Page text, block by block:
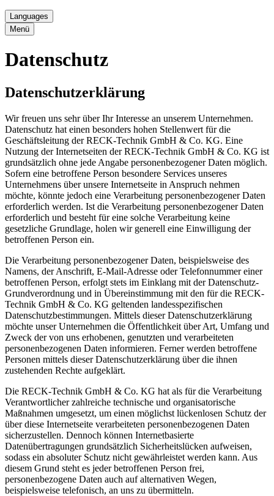
Languages
Menü
Datenschutz
Datenschutzerklärung
Wir freuen uns sehr über Ihr Interesse an unserem Unternehmen.
Datenschutz hat einen besonders hohen Stellenwert für die
Geschäftsleitung der RECK-Technik GmbH & Co. KG. Eine
Nutzung der Internetseiten der RECK-Technik GmbH & Co. KG ist
grundsätzlich ohne jede Angabe personenbezogener Daten möglich.
Sofern eine betroffene Person besondere Services unseres
Unternehmens über unsere Internetseite in Anspruch nehmen
möchte, könnte jedoch eine Verarbeitung personenbezogener Daten
erforderlich werden. Ist die Verarbeitung personenbezogener Daten
erforderlich und besteht für eine solche Verarbeitung keine
gesetzliche Grundlage, holen wir generell eine Einwilligung der
betroffenen Person ein.
Die Verarbeitung personenbezogener Daten, beispielsweise des
Namens, der Anschrift, E-Mail-Adresse oder Telefonnummer einer
betroffenen Person, erfolgt stets im Einklang mit der Datenschutz-
Grundverordnung und in Übereinstimmung mit den für die RECK-
Technik GmbH & Co. KG geltenden landesspezifischen
Datenschutzbestimmungen. Mittels dieser Datenschutzerklärung
möchte unser Unternehmen die Öffentlichkeit über Art, Umfang und
Zweck der von uns erhobenen, genutzten und verarbeiteten
personenbezogenen Daten informieren. Ferner werden betroffene
Personen mittels dieser Datenschutzerklärung über die ihnen
zustehenden Rechte aufgeklärt.
Die RECK-Technik GmbH & Co. KG hat als für die Verarbeitung
Verantwortlicher zahlreiche technische und organisatorische
Maßnahmen umgesetzt, um einen möglichst lückenlosen Schutz der
über diese Internetseite verarbeiteten personenbezogenen Daten
sicherzustellen. Dennoch können Internetbasierte
Datenübertragungen grundsätzlich Sicherheitslücken aufweisen,
sodass ein absoluter Schutz nicht gewährleistet werden kann. Aus
diesem Grund steht es jeder betroffenen Person frei,
personenbezogene Daten auch auf alternativen Wegen,
beispielsweise telefonisch, an uns zu übermitteln.